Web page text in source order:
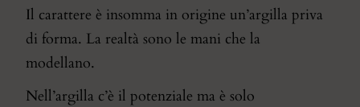
Il carattere è insomma in origine un’argilla priva
di forma. La realtà sono le mani che la
modellano.
Nell’argilla c’è il potenziale ma è solo